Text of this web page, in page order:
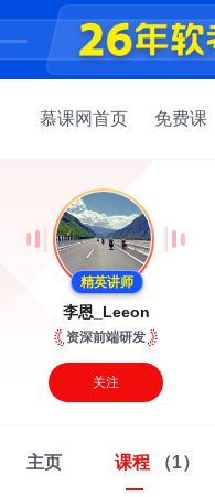
慕课网首页 免费课
精英讲师
李恩_Leeon
资深前端研发
关注
主页 课程 （1）